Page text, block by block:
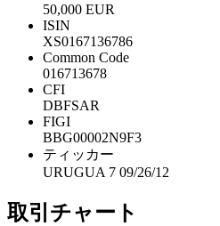
50,000 EUR
ISIN
XS0167136786
Common Code
016713678
CFI
DBFSAR
FIGI
BBG00002N9F3
ティッカー
URUGUA 7 09/26/12
取引チャート